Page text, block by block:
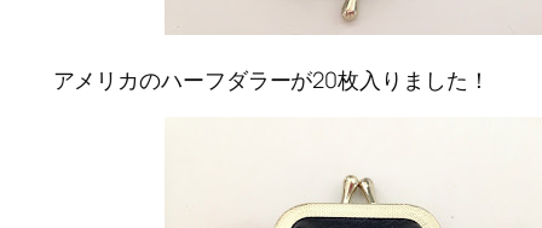
アメリカのハーフダラーが20枚入りました！